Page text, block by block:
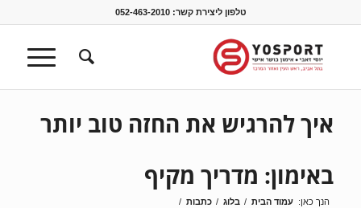
טלפון ליצירת קשר:052-463-2010
איך להרגיש את החזה טוב יותר
באימון: מדריך מקיף
הנך כאן: עמוד הבית / בלוג / כתבות /